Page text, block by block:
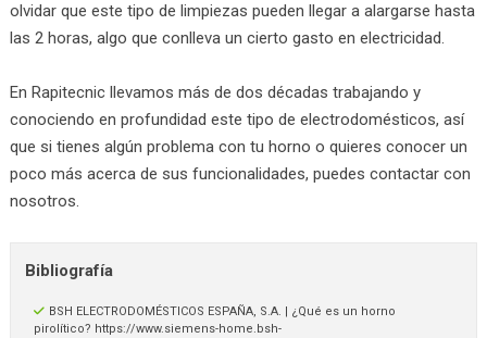
olvidar que este tipo de limpiezas pueden llegar a alargarse hasta
las 2 horas, algo que conlleva un cierto gasto en electricidad.
En Rapitecnic llevamos más de dos décadas trabajando y
conociendo en profundidad este tipo de electrodomésticos, así
que si tienes algún problema con tu horno o quieres conocer un
poco más acerca de sus funcionalidades, puedes contactar con
nosotros.
Bibliografía
BSH ELECTRODOMÉSTICOS ESPAÑA, S.A. | ¿Qué es un horno
pirolítico? https://www.siemens-home.bsh-